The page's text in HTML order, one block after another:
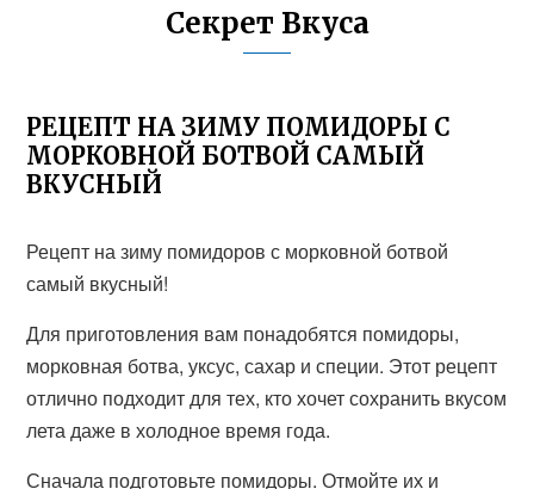
Секрет Вкуса
РЕЦЕПТ НА ЗИМУ ПОМИДОРЫ С
МОРКОВНОЙ БОТВОЙ САМЫЙ
ВКУСНЫЙ
Рецепт на зиму помидоров с морковной ботвой
самый вкусный!
Для приготовления вам понадобятся помидоры,
морковная ботва, уксус, сахар и специи. Этот рецепт
отлично подходит для тех, кто хочет сохранить вкусом
лета даже в холодное время года.
Сначала подготовьте помидоры. Отмойте их и